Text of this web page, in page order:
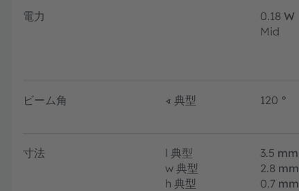
電力 0.18 W
Mid
ビーム角 ∢ 典型 120 °
寸法 l 典型 3.5 mm
w 典型 2.8 mm
h 典型 0.7 mm